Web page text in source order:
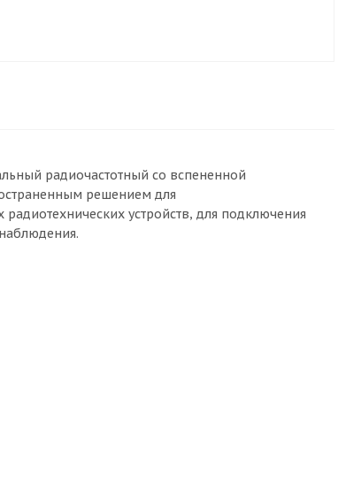
радиочастотный со вспененной
решением для
устройств, для подключения